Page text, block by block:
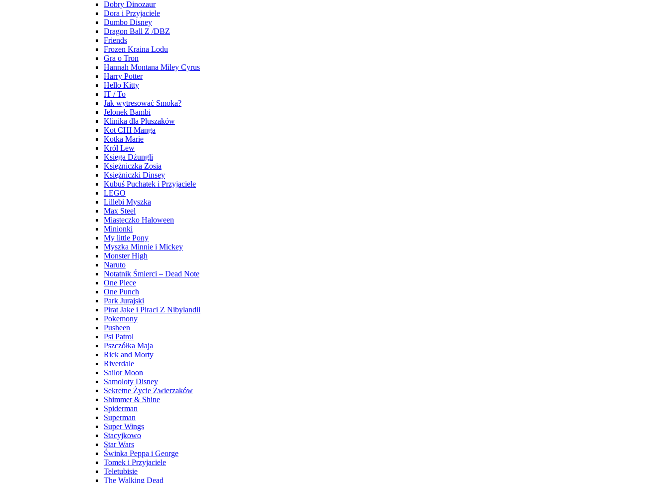
Dobry Dinozaur
Dora i Przyjaciele
Dumbo Disney
Dragon Ball Z /DBZ
Friends
Frozen Kraina Lodu
Gra o Tron
Hannah Montana Miley Cyrus
Harry Potter
Hello Kitty
IT / To
Jak wytresować Smoka?
Jelonek Bambi
Klinika dla Pluszaków
Kot CHI Manga
Kotka Marie
Król Lew
Księga Dżungli
Księżniczka Zosia
Księżniczki Dinsey
Kubuś Puchatek i Przyjaciele
LEGO
Lillebi Myszka
Max Steel
Miasteczko Haloween
Minionki
My little Pony
Myszka Minnie i Mickey
Monster High
Naruto
Notatnik Śmierci – Dead Note
One Piece
One Punch
Park Jurajski
Pirat Jake i Piraci Z Nibylandii
Pokemony
Pusheen
Psi Patrol
Pszczółka Maja
Rick and Morty
Riverdale
Sailor Moon
Samoloty Disney
Sekretne Życie Zwierzaków
Shimmer & Shine
Spiderman
Superman
Super Wings
Stacyjkowo
Star Wars
Świnka Peppa i George
Tomek i Przyjaciele
Teletubisie
The Walking Dead